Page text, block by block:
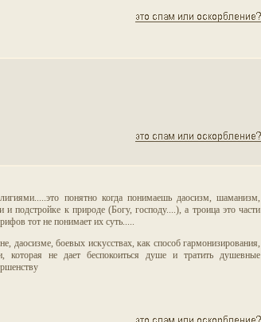
понятно когда понимаешь даосизм, шаманизм,
и подстройке к природе (Богу, господу....), а троица это части
тот не понимает их суть.....
даосизме, боевых искусствах, как способ гармонизирования,
которая не дает беспокоиться душе и тратить душевные